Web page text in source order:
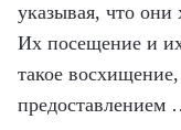
указывая, что
Их посещение и
такое